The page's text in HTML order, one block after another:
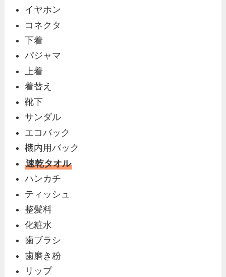
イヤホン
コネクタ
下着
パジャマ
上着
着替え
靴下
サンダル
エコバック
機内用バック
速乾タオル
ハンカチ
ティッシュ
整髪料
化粧水
歯ブラシ
歯磨き粉
リップ